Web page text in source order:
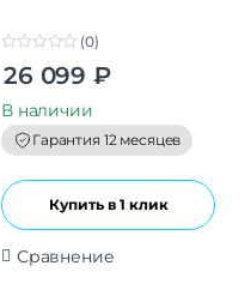
o
t
o
f
5
(0)
26 099 ₽
В наличии
Гарантия 12 месяцев
Купить в 1 клик
Сравнение